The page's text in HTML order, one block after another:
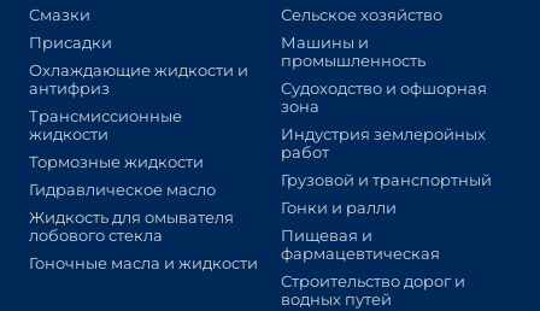
Смазки
Присадки
Охлаждающие жидкости и
антифриз
Трансмиссионные
жидкости
Тормозные жидкости
Гидравлическое масло
Жидкость для омывателя
лобового стекла
Гоночные масла и жидкости
Сельское хозяйство
Машины и
промышленность
Судоходство и офшорная
зона
Индустрия землеройных
работ
Грузовой и транспортный
Гонки и ралли
Пищевая и
фармацевтическая
Строительство дорог и
водных путей